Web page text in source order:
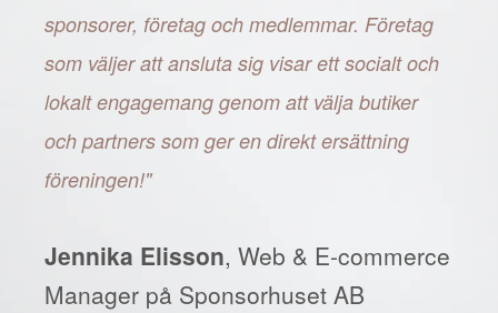
sponsorer, företag och medlemmar. Företag
som väljer att ansluta sig visar ett socialt och
lokalt engagemang genom att välja butiker
och partners som ger en direkt ersättning
föreningen!"
Jennika Elisson, Web & E-commerce
Manager på Sponsorhuset AB